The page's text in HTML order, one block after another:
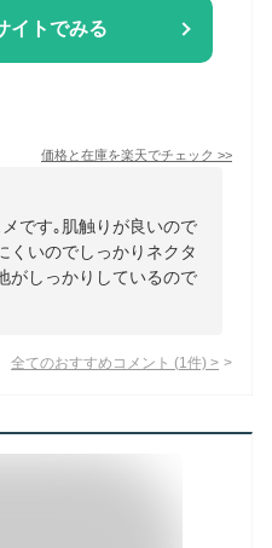
イトでみる
価格と在庫を楽天でチェック >>
です｡肌触りが良いので
くいのでしっかりネクタ
がしっかりしているので
全てのおすすめコメント (1 件) >